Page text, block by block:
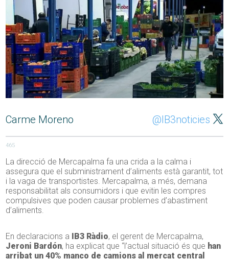
Carme Moreno @IB3noticies
465
La direcció de Mercapalma fa una crida a la calma i
assegura que el subministrament d’aliments està garantit, tot
i la vaga de transportistes. Mercapalma, a més, demana
responsabilitat als consumidors i que evitin les compres
compulsives que poden causar problemes d’abastiment
d’aliments.
En declaracions a IB3 Ràdio, el gerent de Mercapalma,
Jeroni Bardón, ha explicat que “l’actual situació és que han
arribat un 40% manco de camions al mercat central